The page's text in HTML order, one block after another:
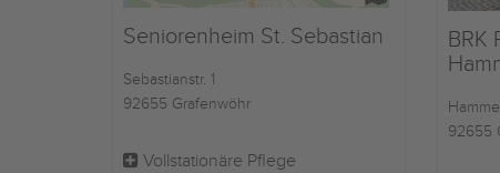
Seniorenheim St. Sebastian
Sebastianstr. 1
92655 Grafenwöhr
Vollstationäre Pflege
BRK
92655